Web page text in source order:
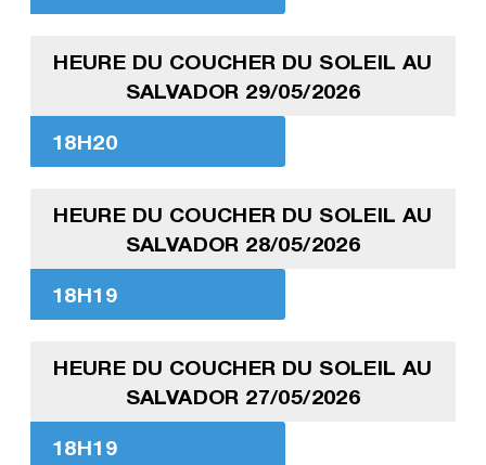
HEURE DU COUCHER DU SOLEIL AU
SALVADOR 29/05/2026
18H20
HEURE DU COUCHER DU SOLEIL AU
SALVADOR 28/05/2026
18H19
HEURE DU COUCHER DU SOLEIL AU
SALVADOR 27/05/2026
18H19